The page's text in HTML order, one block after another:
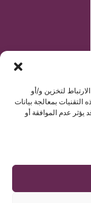
لتخزين و/أو
بمعالجة بيانات
عدم الموافقة أو